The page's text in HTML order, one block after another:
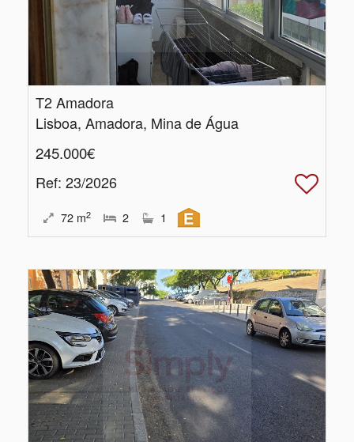
T2 Amadora
Lisboa, Amadora, Mina de Água
245.000€
Ref: 23/2026
72 m2 2 1